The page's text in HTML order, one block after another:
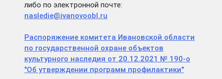
либо по электронной почте:
nasledie@ivanovoobl.ru
Распоряжение комитета Ивановской области
по государственной охране объектов
культурного наследия от 20.12.2021 № 190-о
"Об утверждении программ профилактики"